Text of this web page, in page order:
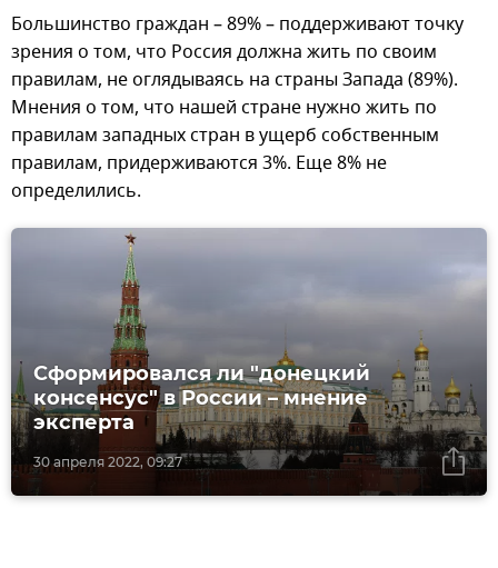
Большинство граждан – 89% – поддерживают точку
зрения о том, что Россия должна жить по своим
правилам, не оглядываясь на страны Запада (89%).
Мнения о том, что нашей стране нужно жить по
правилам западных стран в ущерб собственным
правилам, придерживаются 3%. Еще 8% не
определились.
30 апреля 2022, 09:27
Сформировался ли "донецкий
консенсус" в России – мнение
эксперта